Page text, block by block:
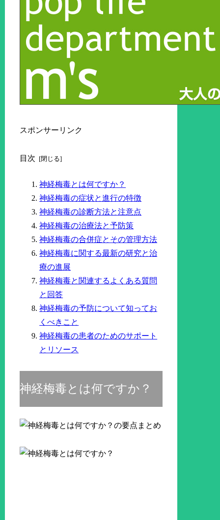
スポンサーリンク
目次
神経梅毒とは何ですか？
神経梅毒の症状と進行の特徴
神経梅毒の診断方法と注意点
神経梅毒の治療法と予防策
神経梅毒の合併症とその管理方法
神経梅毒に関する最新の研究と治
療の進展
神経梅毒と関連するよくある質問
と回答
神経梅毒の予防について知ってお
くべきこと
神経梅毒の患者のためのサポート
とリソース
神経梅毒とは何ですか？